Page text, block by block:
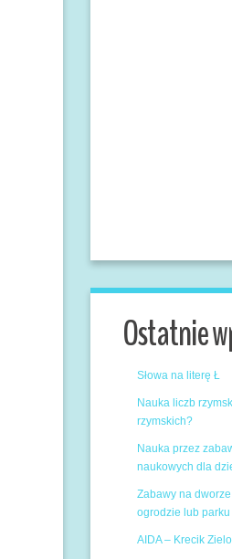
Ostatnie
Słowa na literę Ł
Nauka liczb
rzymskich?
Nauka przez
naukowych dla
Zabawy na
ogrodzie lub parku
AIDA – Krecik